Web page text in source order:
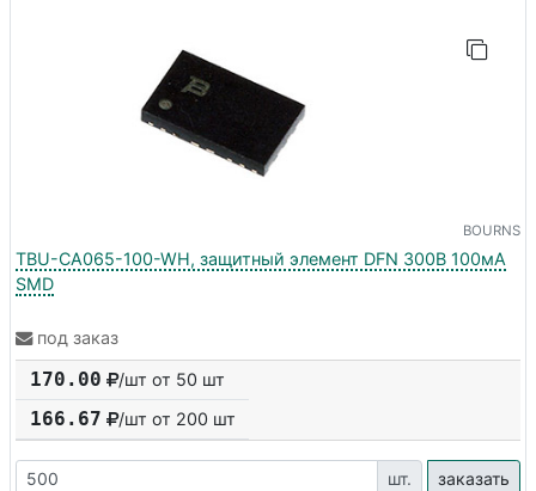
BOURNS
TBU-CA065-100-WH, защитный элемент DFN 300В 100мА
SMD
под заказ
170.00 /шт от 50 шт
166.67 /шт от 200 шт
шт. заказать